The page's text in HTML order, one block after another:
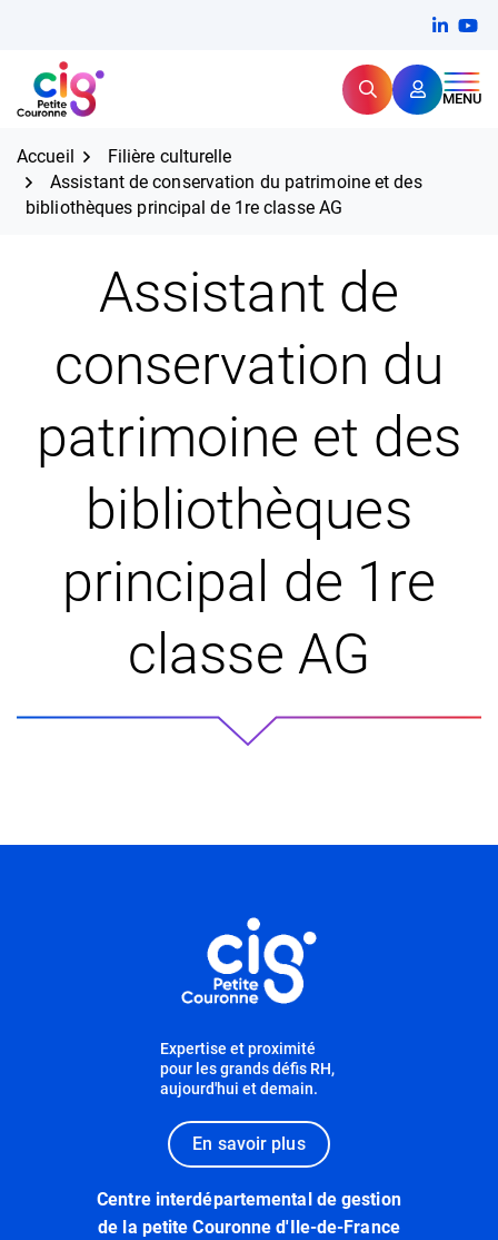
contenu
CIG Petite Couronne RechercherMENU
Expertise et proximité pour
Accueil
Filière culturelle
Assistant de conservation du patrimoine et des
bibliothèques principal de 1re classe AG
Assistant de
conservation du
patrimoine et des
bibliothèques
principal de 1re
classe AG
Expertise et proximité
pour les grands défis RH,
aujourd'hui et demain.
En savoir plus
Centre interdépartemental de gestion
de la petite Couronne d'Ile-de-France